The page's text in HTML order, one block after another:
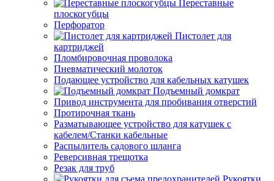
Переставные
плоскогубцы
Перфоратор
Пистолет для
картриджей
Пломбировочная проволока
Пневматический молоток
Подающее устройство для кабельных катушек
Подъемный домкрат
Привод инструмента для пробивания отверстий
Протирочная ткань
Разматывающее устройство для катушек с
кабелем/Станки кабельные
Распылитель садового шланга
Реверсивная трещотка
Резак для труб
Рукоятки